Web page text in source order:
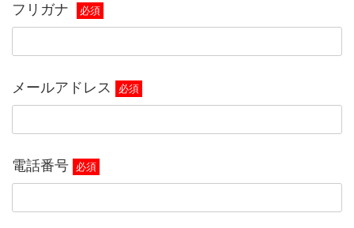
フリガナ 必須
メールアドレス 必須
電話番号 必須